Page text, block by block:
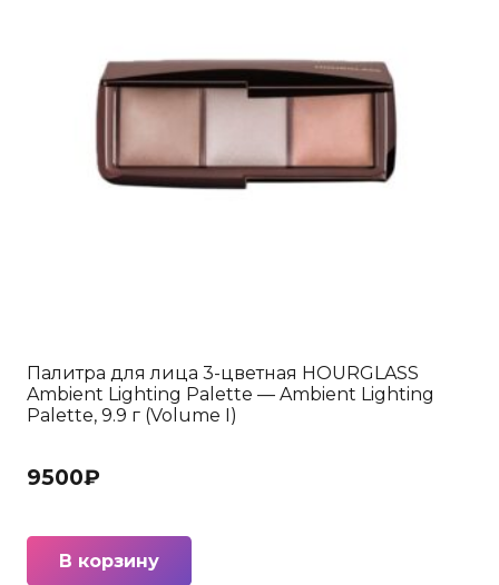
Палитра для лица 3-цветная HOURGLASS
Ambient Lighting Palette — Ambient Lighting
Palette, 9.9 г (Volume I)
9500₽
В корзину